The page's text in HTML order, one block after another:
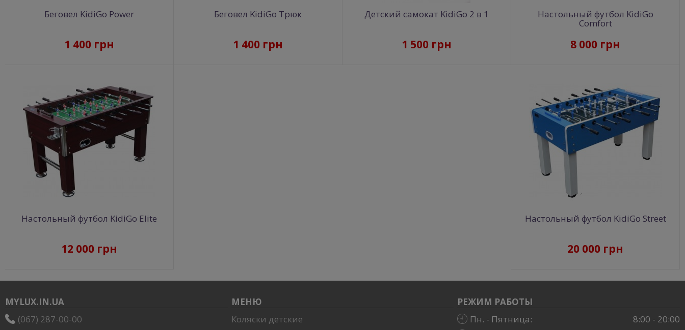
Беговел KidiGo Power
1 400 грн
Беговел KidiGo Трюк
1 400 грн
Детский самокат KidiGo 2 в 1
1 500 грн
Настольный футбол KidiGo
Comfort
8 000 грн
Настольный футбол KidiGo Elite
12 000 грн
Настольный футбол KidiGo Street
20 000 грн
MYLUX.IN.UA
(067) 287-00-00
МЕНЮ
Коляски детские
РЕЖИМ РАБОТЫ
Пн. - Пятница:
8:00 - 20:00